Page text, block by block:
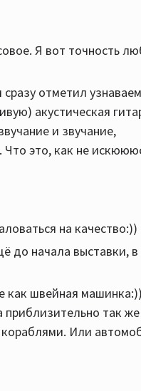
Я вот точность
отметил
акустическая
и звучание,
это, как не
на качество:))
до начала выставки, в
как швейная
приблизительно так же
кораблями. Или